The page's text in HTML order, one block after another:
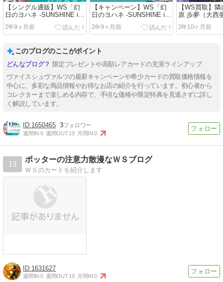
【シングル通販】WS「幻
日のヨハネ -SUNSHINE in
the MIRROR-」のシングル
カード通販が開始！最高額
2年9ヶ月前
【キャンペーン】WS「幻
日のヨハネ -SUNSHINE in
the MIRROR-」発売記念の
BOX無料プレゼントキャン
開催中！
2年9ヶ月前
【WS買取】
原 歩夢（大西
イン入りSEC
ブ！スクール
2年10ヶ月前
このブログのここがポイント
限定プレゼントや高額レアカードの充実ラインアップ
ヴァイスシュヴァルツの最新キャンペーンや希少カードの買取価格情報を
中心に、多彩な商品情報やお得なお店の紹介を行っています。初心者から
コレクターまで楽しめる内容で、手頃な価格や限定特典を見逃さずに詳し
く解説しています。
1650465 3
週間IN:0 週間OUT:10 月間IN:0
13
ポッターの注意力散漫なＷＳブログ
ＷＳのカードを紹介します
1631627
週間IN:0 週間OUT:10 月間IN:0